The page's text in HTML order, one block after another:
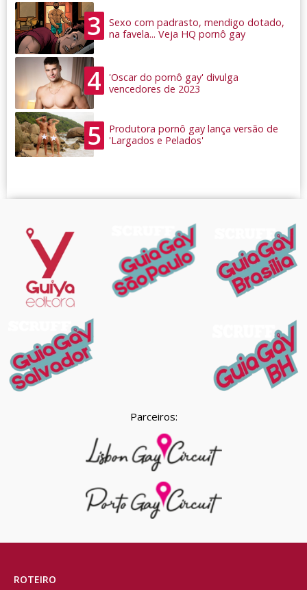
3
Sexo com padrasto, mendigo dotado,
na favela... Veja HQ pornô gay
4
'Oscar do pornô gay' divulga
vencedores de 2023
5
Produtora pornô gay lança versão de
'Largados e Pelados'
Parceiros:
ROTEIRO